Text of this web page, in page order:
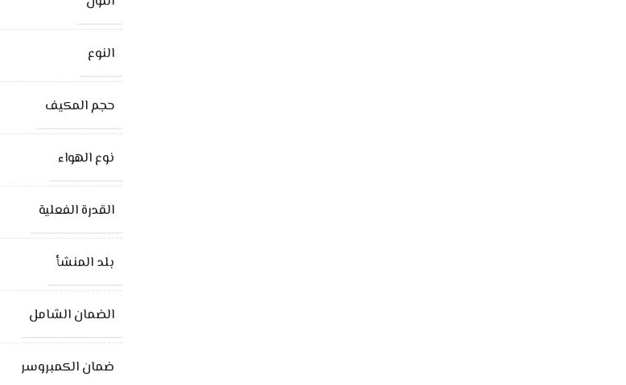
النوع
حجم المكيف
نوع الهواء
القدرة الفعلية
بلد المنشأ
الضمان الشامل
ضمان الكمبروسر